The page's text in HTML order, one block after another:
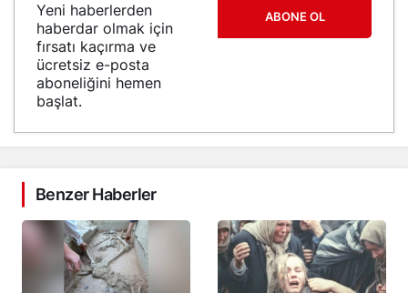
Yeni haberlerden
haberdar olmak için
fırsatı kaçırma ve
ücretsiz e-posta
aboneliğini hemen
başlat.
ABONE OL
Benzer Haberler